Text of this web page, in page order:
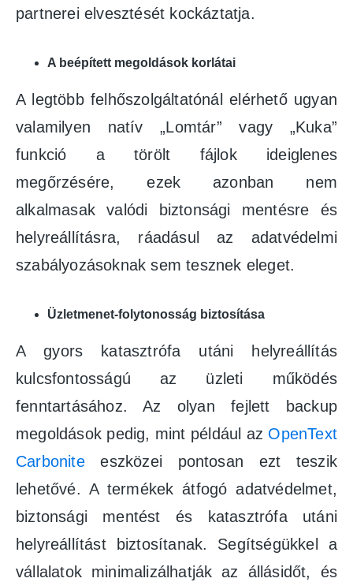
partnerei elvesztését kockáztatja.
A beépített megoldások korlátai
A legtöbb felhőszolgáltatónál elérhető ugyan
valamilyen natív „Lomtár” vagy „Kuka”
funkció a törölt fájlok ideiglenes
megőrzésére, ezek azonban nem
alkalmasak valódi biztonsági mentésre és
helyreállításra, ráadásul az adatvédelmi
szabályozásoknak sem tesznek eleget.
Üzletmenet-folytonosság biztosítása
A gyors katasztrófa utáni helyreállítás
kulcsfontosságú az üzleti működés
fenntartásához. Az olyan fejlett backup
megoldások pedig, mint például az OpenText
Carboniteeszközei pontosan ezt teszik
lehetővé. A termékek átfogó adatvédelmet,
biztonsági mentést és katasztrófa utáni
helyreállítást biztosítanak. Segítségükkel a
vállalatok minimalizálhatják az állásidőt, és